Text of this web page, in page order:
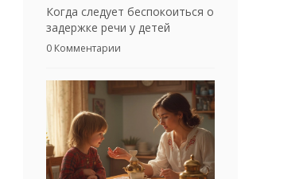
Когда следует беспокоиться о
задержке речи у детей
0 Комментарии